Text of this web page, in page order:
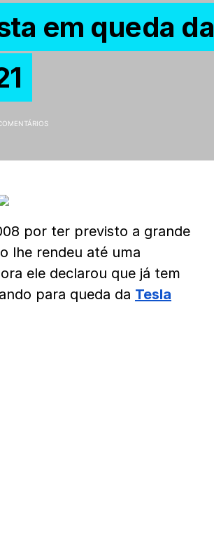
em queda da
por ter previsto a grande
lhe rendeu até uma
ele declarou que já tem
para queda da Tesla